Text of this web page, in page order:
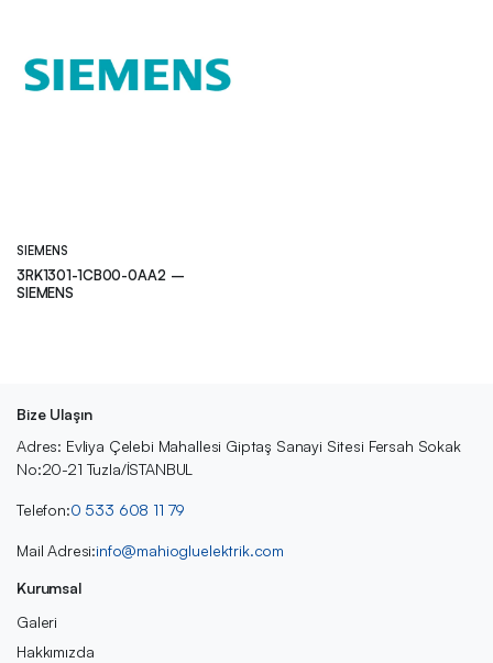
SIEMENS
3RK1301-1CB00-0AA2 –
SIEMENS
Bize Ulaşın
Adres: Evliya Çelebi Mahallesi Giptaş Sanayi Sitesi Fersah Sokak
No:20-21 Tuzla/İSTANBUL
Telefon:0 533 608 11 79
Mail Adresi:info@mahiogluelektrik.com
Kurumsal
Galeri
Hakkımızda